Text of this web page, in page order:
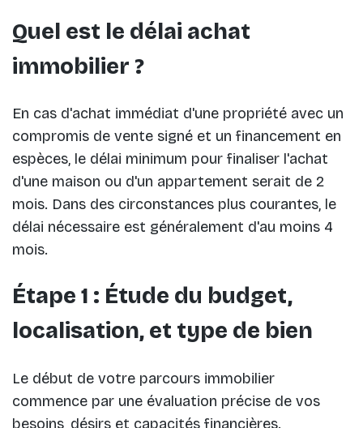
Quel est le délai achat
immobilier ?
En cas d'achat immédiat d'une propriété avec un
compromis de vente signé et un financement en
espèces, le délai minimum pour finaliser l'achat
d'une maison ou d'un appartement serait de 2
mois. Dans des circonstances plus courantes, le
délai nécessaire est généralement d'au moins 4
mois.
Étape 1 : Étude du budget,
localisation, et type de bien
Le début de votre parcours immobilier
commence par une évaluation précise de vos
besoins, désirs et capacités financières.